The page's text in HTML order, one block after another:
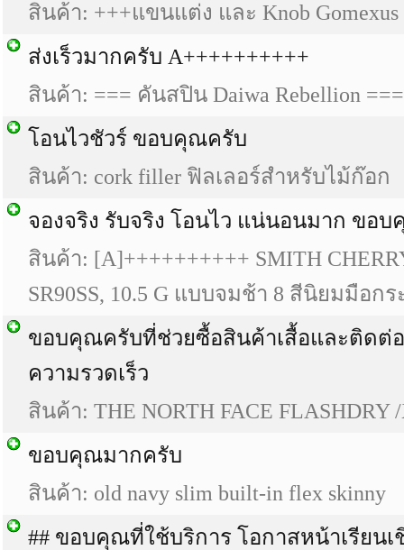
สินค้า: +++แขนแต่ง และ Knob
ส่งเร็วมากครับ A++++++++++
สินค้า: === คันสปิน Daiwa Rebellion ===
โอนไวชัวร์ ขอบคุณครับ
สินค้า: cork filler ฟิลเลอร์สำหรับไม้ก๊อก
จองจริง รับจริง โอนไว แน่นอนมาก ขอ
สินค้า: [A]++++++++++ SMITH
SR90SS, 10.5 G แบบจมช้า 8 สีนิยมมือก
ขอบคุณครับที่ช่วยซื้อสินค้าเสื้อและติดต่อ
ความรวดเร็ว
สินค้า: THE NORTH FACE FLASHDRY /
ขอบคุณมากครับ
สินค้า: old navy slim built-in flex skinny
## ขอบคุณที่ใช้บริการ โอกาสหน้าเรียน